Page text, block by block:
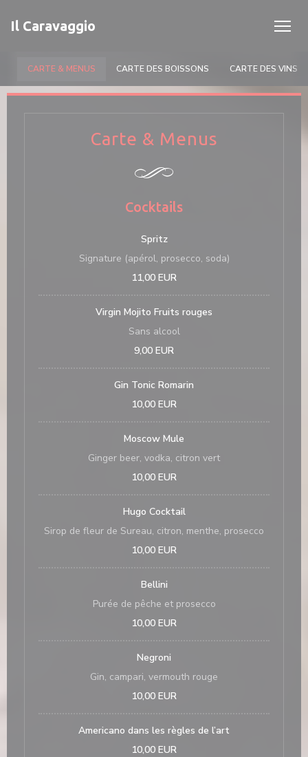
Il Caravaggio
Carte & Menus
Cocktails
Spritz
Signature (apérol, prosecco, soda)
11,00 EUR
Virgin Mojito Fruits rouges
Sans alcool
9,00 EUR
Gin Tonic Romarin
10,00 EUR
Moscow Mule
Ginger beer, vodka, citron vert
10,00 EUR
Hugo Cocktail
Sirop de fleur de Sureau, citron, menthe, prosecco
10,00 EUR
Bellini
Purée de pêche et prosecco
10,00 EUR
Negroni
Gin, campari, vermouth rouge
10,00 EUR
Americano dans les règles de l’art
10,00 EUR
CARTE & MENUS CARTE DES BOISSONS CARTE DES VINS